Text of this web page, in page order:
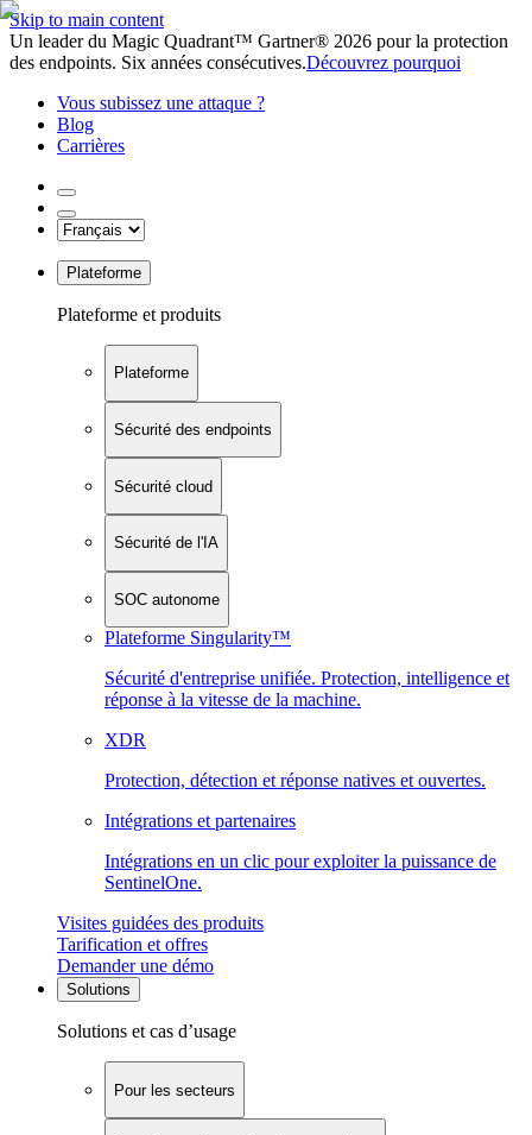
Skip to main content
Un leader du Magic Quadrant™ Gartner® 2026 pour la protection
des endpoints. Six années consécutives.Découvrez pourquoi
Vous subissez une attaque ?
Blog
Carrières
Plateforme
Plateforme et produits
Plateforme
Sécurité des endpoints
Sécurité cloud
Sécurité de l'IA
SOC autonome
Plateforme Singularity™
Sécurité d'entreprise unifiée. Protection, intelligence et
réponse à la vitesse de la machine.
XDR
Protection, détection et réponse natives et ouvertes.
Intégrations et partenaires
Intégrations en un clic pour exploiter la puissance de
SentinelOne.
Visites guidées des produits
Tarification et offres
Demander une démo
Solutions
Solutions et cas d’usage
Pour les secteurs